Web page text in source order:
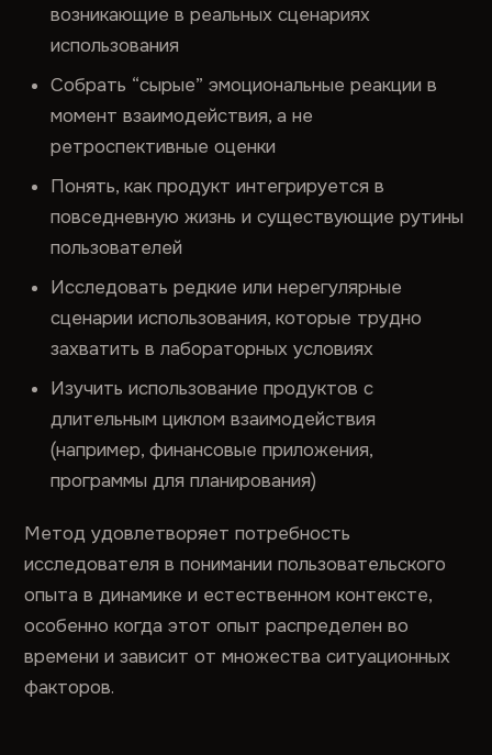
возникающие в реальных сценариях
использования
Собрать “сырые” эмоциональные реакции в
момент взаимодействия, а не
ретроспективные оценки
Понять, как продукт интегрируется в
повседневную жизнь и существующие рутины
пользователей
Исследовать редкие или нерегулярные
сценарии использования, которые трудно
захватить в лабораторных условиях
Изучить использование продуктов с
длительным циклом взаимодействия
(например, финансовые приложения,
программы для планирования)
Метод удовлетворяет потребность
исследователя в понимании пользовательского
опыта в динамике и естественном контексте,
особенно когда этот опыт распределен во
времени и зависит от множества ситуационных
факторов.